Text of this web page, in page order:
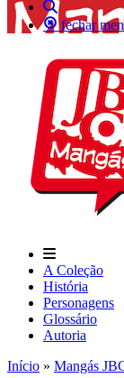
fechar
A Coleção
História
Personagens
Glossário
Autoria
Início » Mangás